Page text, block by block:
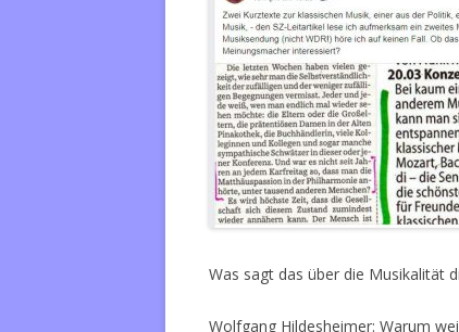
Was sagt das über die Musikalität
Wolfgang Hildesheimer: Warum